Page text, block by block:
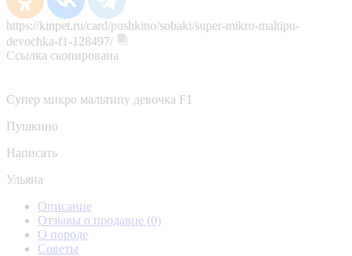
https://kinpet.ru/card/pushkino/sobaki/super-mikro-maltipu-
devochka-f1-128497/
Ссылка скопирована
Супер микро мальтипу девочка F1
Пушкино
Написать
Ульяна
Описание
Отзывы о продавце (0)
О породе
Советы